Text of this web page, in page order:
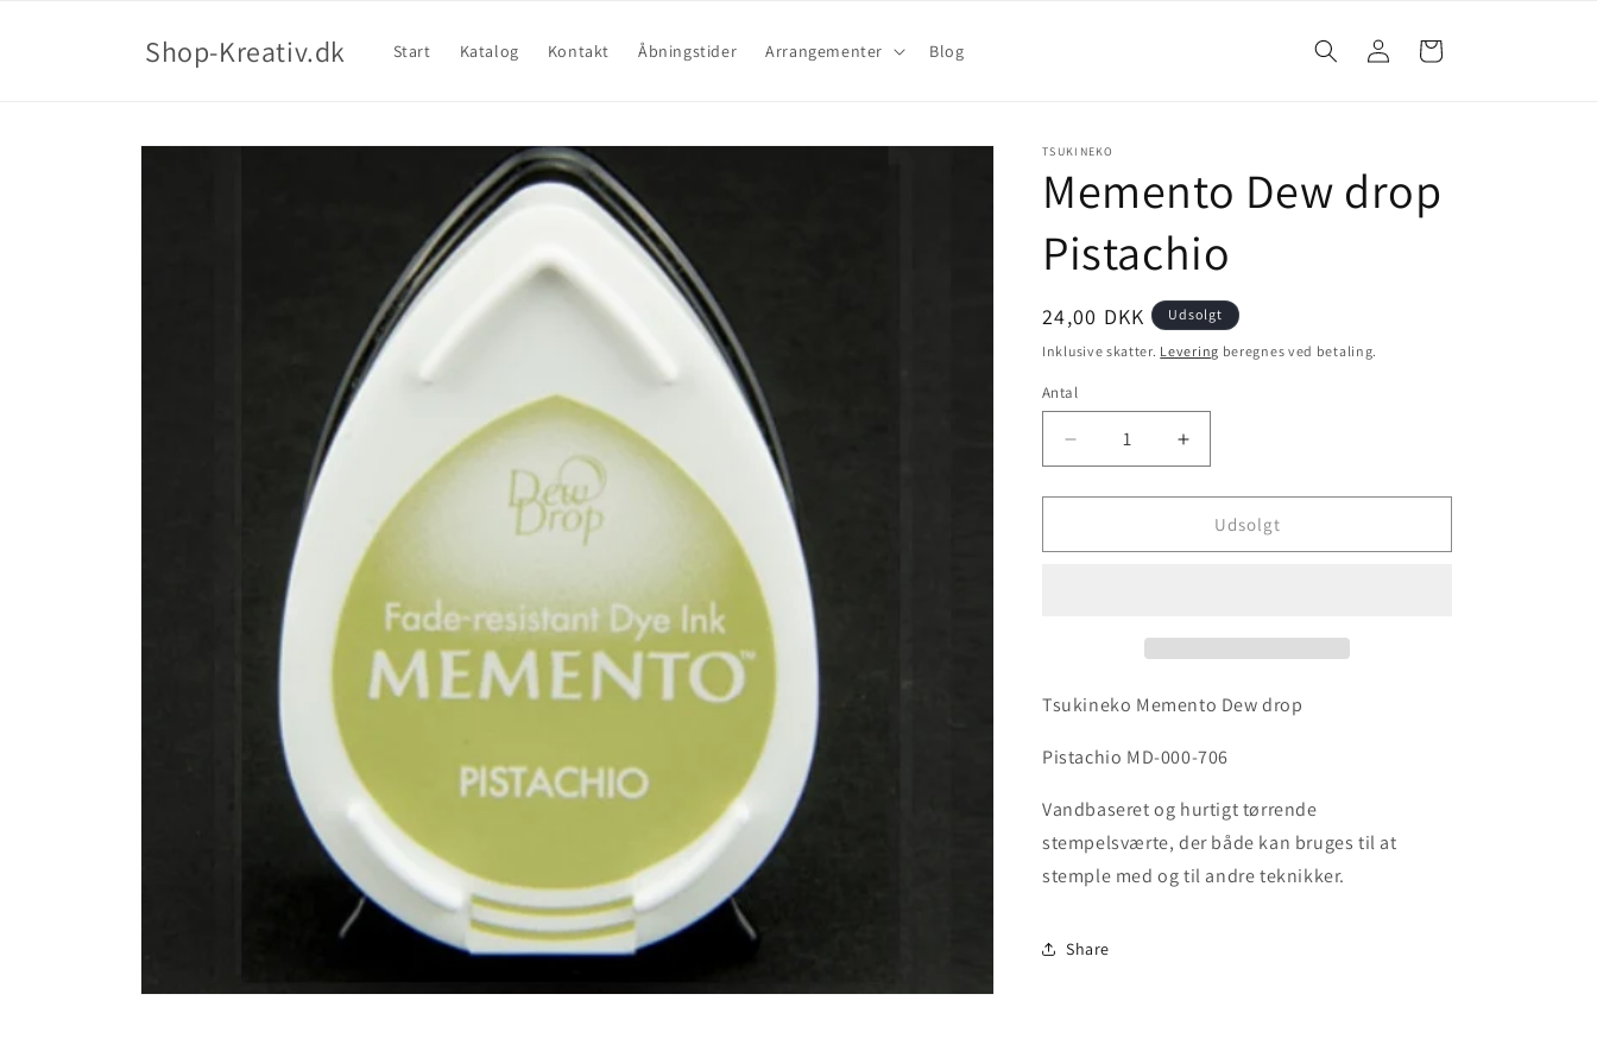
Shop-Kreativ.dk Start Katalog Kontakt Åbningstider Arrangementer Blog
Log
ind
Indkøbskurv
TSUKINEKO
Memento Dew drop
Pistachio
24,00 DKK Udsolgt
Inklusive skatter. Levering beregnes ved betaling.
Antal
Udsolgt
Tsukineko Memento Dew drop
Pistachio MD-000-706
Vandbaseret og hurtigt tørrende
stempelsværte, der både kan bruges til at
stemple med og til andre teknikker.
Share